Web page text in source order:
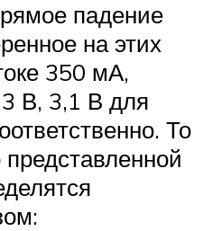
падение
на этих
350 мА,
В, 3,1 В для
То